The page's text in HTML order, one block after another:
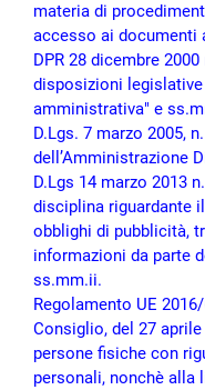
materia di
accesso ai documenti
DPR 28 dicembre
disposizioni
amministrativa" e
D.Lgs. 7 marzo 2005,
dell’Amministrazione
D.Lgs 14 marzo 2013
disciplina riguardante
obblighi di pubblicità,
informazioni da parte
ss.mm.ii.
Regolamento UE
Consiglio, del 27
persone fisiche con
personali, nonchè alla